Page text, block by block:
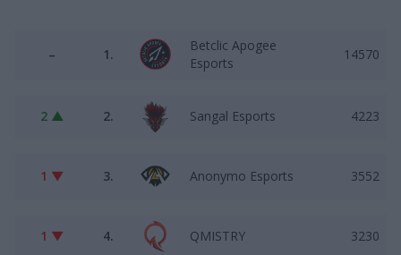
– 1.
Betclic Apogee
Esports
14570
2 ▲ 2. Sangal Esports 4223
1 ▼ 3. Anonymo Esports 3552
1 ▼ 4. QMISTRY 3230